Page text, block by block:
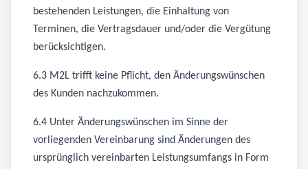
bestehenden Leistungen, die Einhaltung von
Terminen, die Vertragsdauer und/oder die Vergütung
berücksichtigen.
6.3 M2L trifft keine Pflicht, den Änderungswünschen
des Kunden nachzukommen.
6.4 Unter Änderungswünschen im Sinne der
vorliegenden Vereinbarung sind Änderungen des
ursprünglich vereinbarten Leistungsumfangs in Form